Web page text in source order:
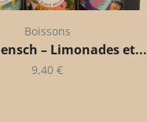
Boissons
– Limonades et...
9,40 €